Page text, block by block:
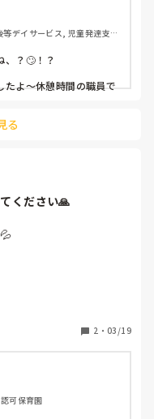
では1時間以上ある先
や仕事に関係ない話を
ですか？
かされるの嫌じゃない
のもそんなに好きでは
てしまう派です。）
デイサービス, 児童発達支援
、？🙄！？
たよ〜休憩時間の職員で
しかも休憩時間中に、
か言ってたり、園長先
る
ください🙏
😭
2 ・ 03/19
可保育園